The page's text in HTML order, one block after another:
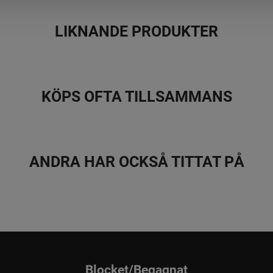
LIKNANDE PRODUKTER
KÖPS OFTA TILLSAMMANS
ANDRA HAR OCKSÅ TITTAT PÅ
Blocket/Begagnat